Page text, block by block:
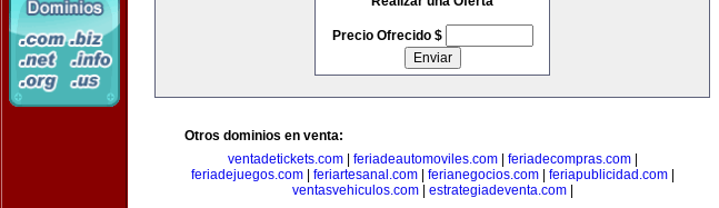
Precio Ofrecido $
Otros dominios en venta:
ventadetickets.com| feriadeautomoviles.com| feriadecompras.com|
feriadejuegos.com| feriartesanal.com| ferianegocios.com| feriapublicidad.com|
ventasvehiculos.com| estrategiadeventa.com|